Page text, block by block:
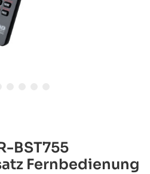
BST755
Fernbedienung